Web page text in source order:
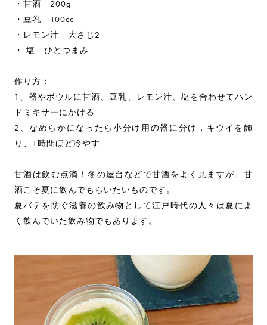
・甘酒 200g
・豆乳 100cc
・レモン汁 大さじ2
・ 塩 ひとつまみ
作り方：
1、器やボウルに甘酒、豆乳、レモン汁、塩を合わせてハン
ドミキサーにかける
2、なめらかになったら小分け用の器に分け，キウイを飾
り、1時間ほど冷やす
甘酒は飲む点滴！冬の屋台などで甘酒をよく見ますが、甘
酒こそ夏に飲んでもらいたいものです。
夏バテを防ぐ滋養の飲み物として江戸時代の人々は夏によ
く飲んでいた飲み物でもあります。